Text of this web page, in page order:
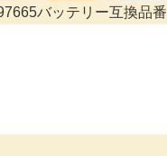
バッテリー互換品番